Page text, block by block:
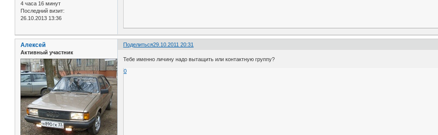
4 часа 16 минут
Последний визит:
26.10.2013 13:36
Поделиться29.10.2011 20:31
Алексей
Активный участник
Тебе именно личину надо вытащить или контактную группу?
0